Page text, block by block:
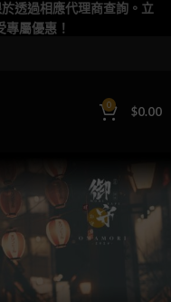
0 $0.00
透過相應代理商查詢。立
屬優惠！